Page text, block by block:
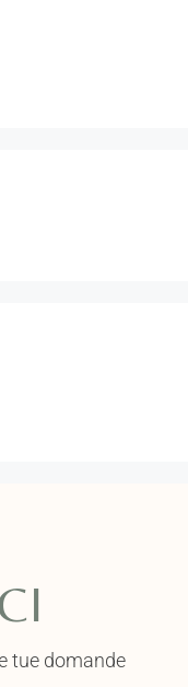
tue domande